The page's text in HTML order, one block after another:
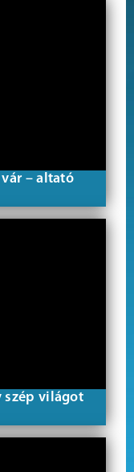
– altató
szép világot